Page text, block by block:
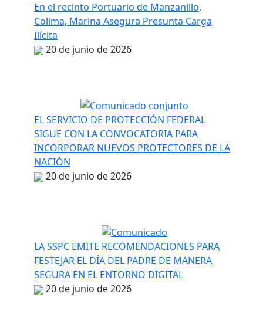
En el recinto Portuario de Manzanillo,
Colima, Marina Asegura Presunta Carga
Ilícita
20 de junio de 2026
EL SERVICIO DE PROTECCIÓN FEDERAL
SIGUE CON LA CONVOCATORIA PARA
INCORPORAR NUEVOS PROTECTORES DE LA
NACIÓN
20 de junio de 2026
LA SSPC EMITE RECOMENDACIONES PARA
FESTEJAR EL DÍA DEL PADRE DE MANERA
SEGURA EN EL ENTORNO DIGITAL
20 de junio de 2026